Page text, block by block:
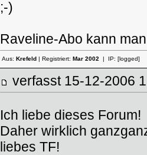
;-)
Raveline-Abo kann
Aus: Krefeld| Registriert: Mar 2002| IP: [logged]
verfasst 15-12-
Ich liebe dieses Forum!
Daher wirklich
liebes TF!